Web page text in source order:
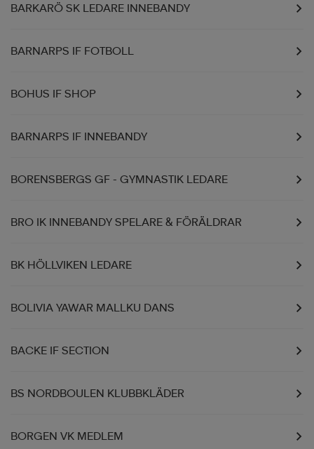
BARKARÖ SK LEDARE INNEBANDY
BARNARPS IF FOTBOLL
BOHUS IF SHOP
BARNARPS IF INNEBANDY
BORENSBERGS GF - GYMNASTIK LEDARE
BRO IK INNEBANDY SPELARE & FÖRÄLDRAR
BK HÖLLVIKEN LEDARE
BOLIVIA YAWAR MALLKU DANS
BACKE IF SECTION
BS NORDBOULEN KLUBBKLÄDER
BORGEN VK MEDLEM